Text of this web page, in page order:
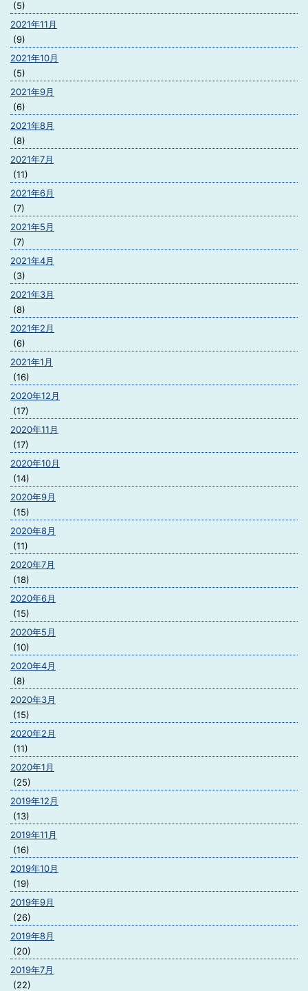
(5)
2021年11月
(9)
2021年10月
(5)
2021年9月
(6)
2021年8月
(8)
2021年7月
(11)
2021年6月
(7)
2021年5月
(7)
2021年4月
(3)
2021年3月
(8)
2021年2月
(6)
2021年1月
(16)
2020年12月
(17)
2020年11月
(17)
2020年10月
(14)
2020年9月
(15)
2020年8月
(11)
2020年7月
(18)
2020年6月
(15)
2020年5月
(10)
2020年4月
(8)
2020年3月
(15)
2020年2月
(11)
2020年1月
(25)
2019年12月
(13)
2019年11月
(16)
2019年10月
(19)
2019年9月
(26)
2019年8月
(20)
2019年7月
(22)